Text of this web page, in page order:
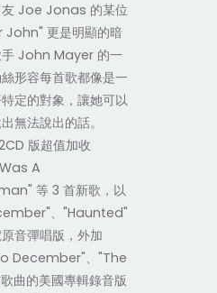
友 Joe Jonas 的某位
John" 更是明顯的暗
手 John Mayer 的一
形容每首歌都像是一
定的對象，讓她可以
無法說出的話。
版超值加收
A
等 3 首新歌，以
、"Haunted"
音彈唱版，外加
December"、"The
曲的美國專輯錄音版